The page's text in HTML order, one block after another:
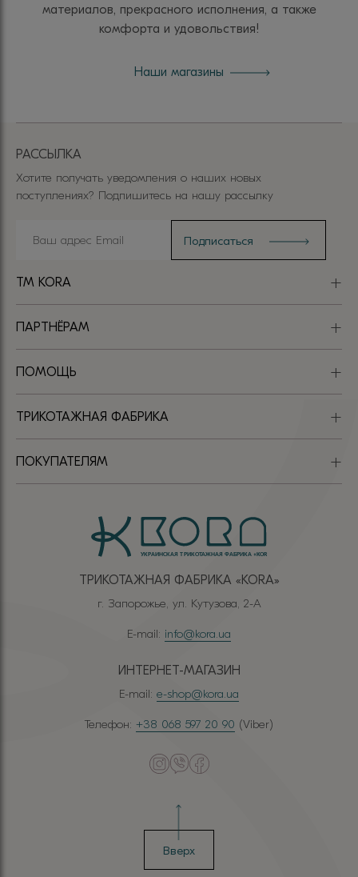
материалов, прекрасного исполнения, а также
комфорта и удовольствия!
Наши магазины
ТРИКОТАЖНАЯ ФАБРИКА «КОRА»
г. Запорожье, ул. Кутузова, 2-А
E-mail: info@kora.ua
ИНТЕРНЕТ-МАГАЗИН
E-mail: e-shop@kora.ua
Телефон: +38 068 597 20 90 (Viber)
TM KORA
ПАРТНЁРАМ
ПОМОЩЬ
ТРИКОТАЖНАЯ ФАБРИКА
ПОКУПАТЕЛЯМ
РАССЫЛКА
Хотите получать уведомления о наших новых
поступлениях? Подпишитесь на нашу рассылку
Вверх